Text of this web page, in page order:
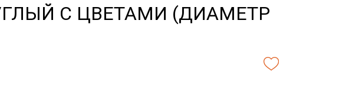
С ЦВЕТАМИ (ДИАМЕТР